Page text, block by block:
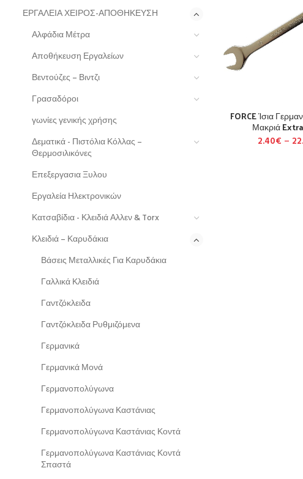
ΕΡΓΑΛΕΙΑ ΧΕΙΡΟΣ-ΑΠΟΘΗΚΕΥΣΗ
Αλφάδια Μέτρα
Αποθήκευση Εργαλείων
Βεντούζες – Βιντζι
Γρασαδόροι
γωνίες γενικής χρήσης
Δεματικά - Πιστόλια Κόλλας –
Θερμοσιλικόνες
Επεξεργασια Ξυλου
Εργαλεία Ηλεκτρονικών
Κατσαβίδια - Κλειδιά Αλλεν & Torx
Κλειδιά – Καρυδάκια
Βάσεις Μεταλλικές Για Καρυδάκια
Γαλλικά Κλειδιά
Γαντζόκλειδα
Γαντζόκλειδα Ρυθμιζόμενα
Γερμανικά
Γερμανικά Μονά
Γερμανοπολύγωνα
Γερμανοπολύγωνα Καστάνιας
Γερμανοπολύγωνα Καστάνιας Κοντά
Γερμανοπολύγωνα Καστάνιας Κοντά
Σπαστά
FORCE Ίσια
Μακριά
2.40€ –